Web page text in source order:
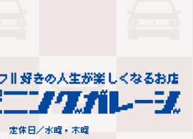
定休日／水曜・木曜